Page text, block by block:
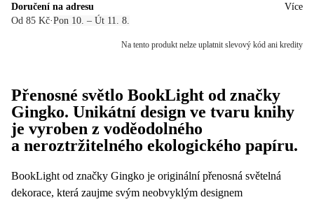
Doručení na adresu
Od 85 Kč·Pon 10. – Út 11. 8.
Více
Na tento produkt nelze uplatnit slevový kód ani kredity
Přenosné světlo BookLight od značky
Gingko. Unikátní design ve tvaru knihy
je vyroben z voděodolného
a neroztržitelného ekologického papíru.
BookLight od značky Gingko je originální přenosná světelná
dekorace, která zaujme svým neobvyklým designem